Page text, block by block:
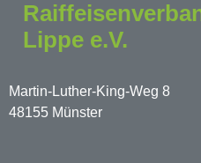
Lippe e.V.
Martin-Luther-King-Weg 8
48155 Münster